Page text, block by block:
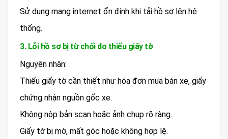
Sử dụng mạng internet ổn định khi tải hồ sơ lên hệ
thống.
3. Lỗi hồ sơ bị từ chối do thiếu giấy tờ
Nguyên nhân:
Thiếu giấy tờ cần thiết như hóa đơn mua bán xe, giấy
chứng nhận nguồn gốc xe.
Không nộp bản scan hoặc ảnh chụp rõ ràng.
Giấy tờ bị mờ, mất góc hoặc không hợp lệ.